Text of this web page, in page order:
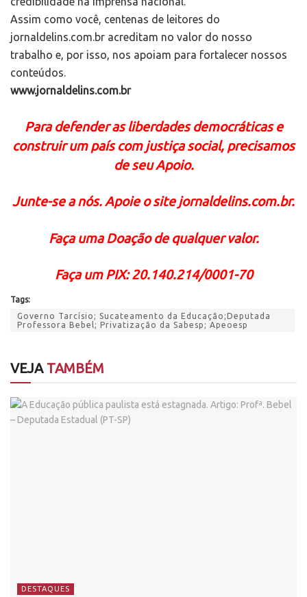
Assim como você, centenas de leitores do
jornaldelins.com.br acreditam no valor do nosso
trabalho e, por isso, nos apoiam para fortalecer nossos
conteúdos.
www.jornaldelins.com.br
Para defender as liberdades democráticas e
construir um país com justiça social, precisamos
de seu Apoio.
Junte-se a nós. Apoie o site jornaldelins.com.br.
Faça uma Doação de qualquer valor.
Faça um PIX: 20.140.214/0001-70
Tags:
Governo Tarcísio; Sucateamento da Educação;Deputada
Professora Bebel; Privatização da Sabesp; Apeoesp
VEJATAMBÉM
DESTAQUES